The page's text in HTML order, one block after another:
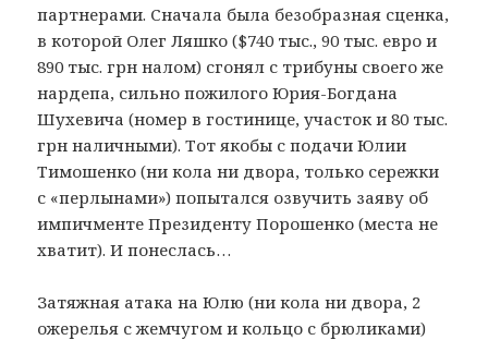
партнерами. Сначала была безобразная сценка,
в которой Олег Ляшко ($740 тыс., 90 тыс. евро и
890 тыс. грн налом) сгонял с трибуны своего же
нардепа, сильно пожилого Юрия-Богдана
Шухевича (номер в гостинице, участок и 80 тыс.
грн наличными). Тот якобы с подачи Юлии
Тимошенко (ни кола ни двора, только сережки
с «перлынами») попытался озвучить заяву об
импичменте Президенту Порошенко (места не
хватит). И понеслась…
Затяжная атака на Юлю (ни кола ни двора, 2
ожерелья с жемчугом и кольцо с брюликами)